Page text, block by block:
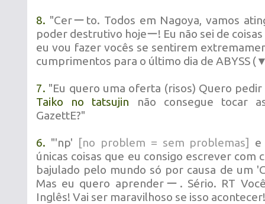
8. "Cerーto. Todos em Nagoya, vamos
poder destrutivo hojeー! Eu não sei de
eu vou fazer vocês se sentirem
cumprimentos para o último dia de ABYSS
7. "Eu quero uma oferta (risos) Quero
Taiko no tatsujin não consegue tocar
GazettE?"
6. "'np' [no problem = sem problemas]
únicas coisas que eu consigo escrever com
bajulado pelo mundo só por causa de um
Mas eu quero aprenderー. Sério. RT
Inglês! Vai ser maravilhoso se isso